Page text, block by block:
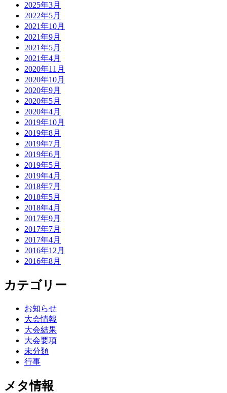
2025年3月
2022年5月
2021年10月
2021年9月
2021年5月
2021年4月
2020年11月
2020年10月
2020年9月
2020年5月
2020年4月
2019年10月
2019年8月
2019年7月
2019年6月
2019年5月
2019年4月
2018年7月
2018年5月
2018年4月
2017年9月
2017年7月
2017年4月
2016年12月
2016年8月
カテゴリー
お知らせ
大会情報
大会結果
大会要項
未分類
行事
メタ情報